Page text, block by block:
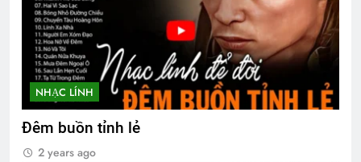
NHẠC LÍNH
Đêm buồn tỉnh lẻ
2 years ago